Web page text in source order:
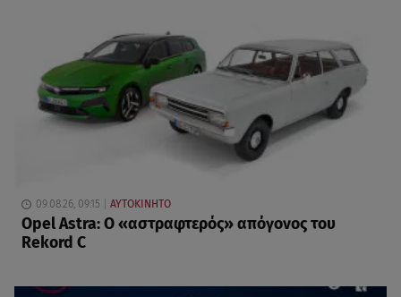
09.08.26, 09:15 ΑΥΤΟΚΙΝΗΤΟ
Opel Astra: Ο «αστραφτερός» απόγονος του
Rekord C